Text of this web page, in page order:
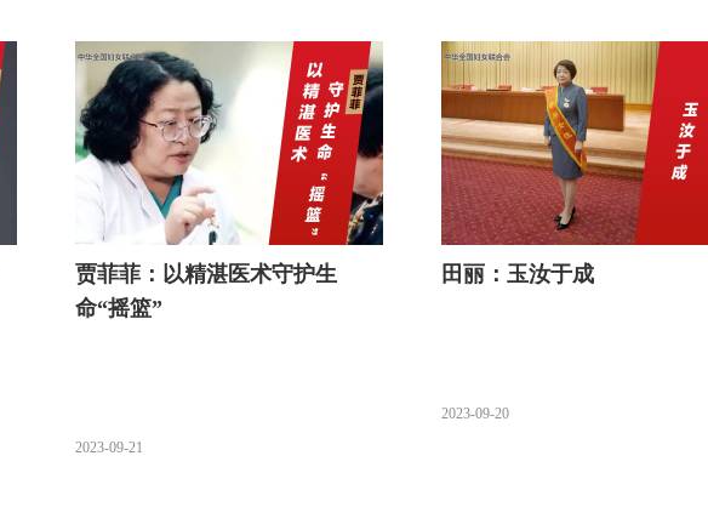
贾菲菲：以精湛医术守护生
命“摇篮”
2023-09-21
田丽：玉汝于成
2023-09-20